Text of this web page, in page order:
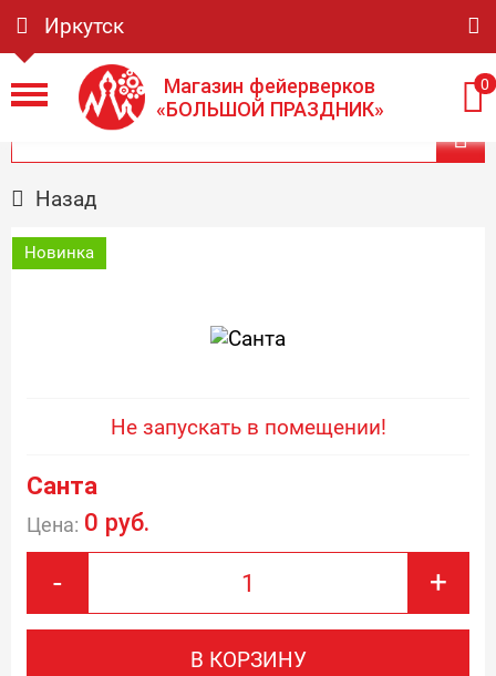
Иркутск
Магазин фейерверков
«БОЛЬШОЙ ПРАЗДНИК»
0
Назад
Новинка
Не запускать в помещении!
Санта
Цена: 0 руб.
- +
В КОРЗИНУ